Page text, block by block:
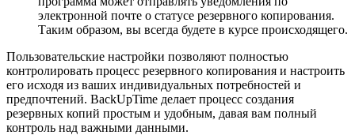
электронной почте о статусе резервного копирования.
Таким образом, вы всегда будете в курсе происходящего.
Пользовательские настройки позволяют полностью
контролировать процесс резервного копирования и настроить
его исходя из ваших индивидуальных потребностей и
предпочтений. BackUpTime делает процесс создания
резервных копий простым и удобным, давая вам полный
контроль над важными данными.